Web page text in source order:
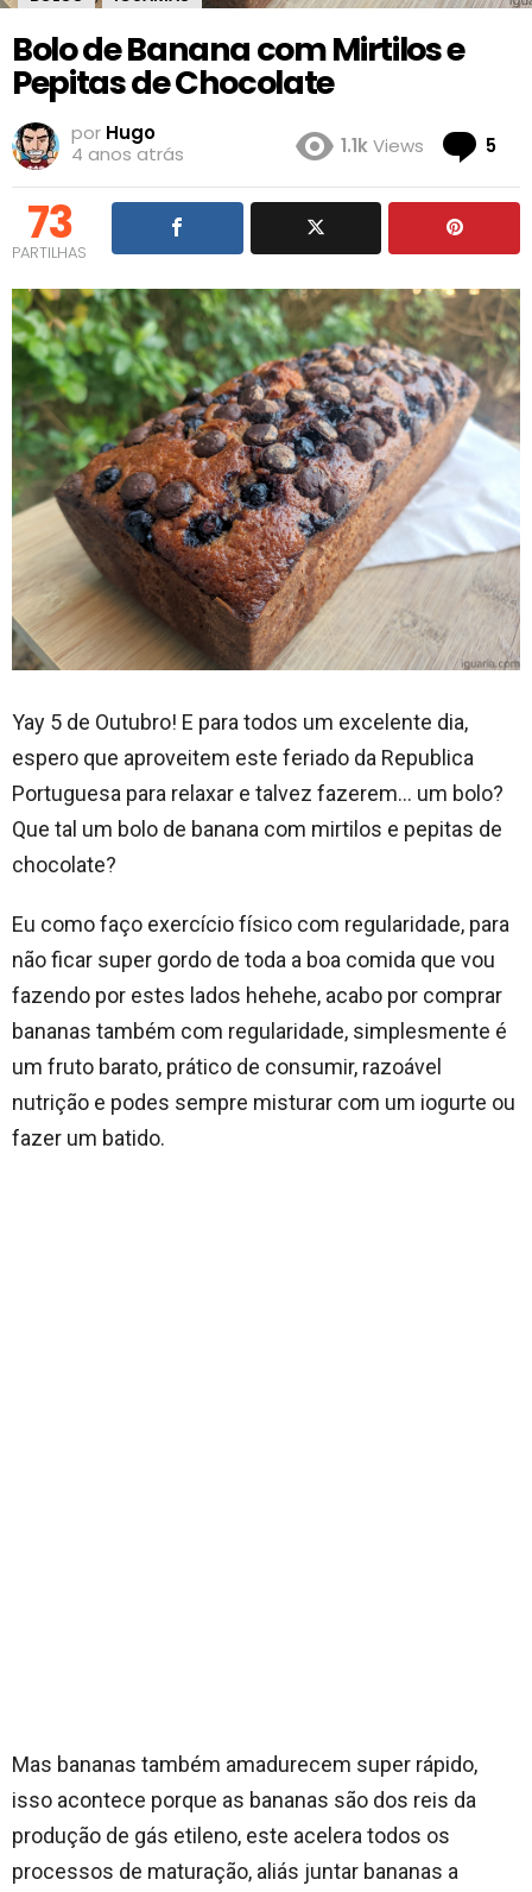
Bolo de Banana com Mirtilos e
Pepitas de Chocolate
por Hugo
4 anos atrás
1.1kViews 5
73
PARTILHAS
Yay 5 de Outubro! E para todos um excelente dia,
espero que aproveitem este feriado da Republica
Portuguesa para relaxar e talvez fazerem… um bolo?
Que tal um bolo de banana com mirtilos e pepitas de
chocolate?
Eu como faço exercício físico com regularidade, para
não ficar super gordo de toda a boa comida que vou
fazendo por estes lados hehehe, acabo por comprar
bananas também com regularidade, simplesmente é
um fruto barato, prático de consumir, razoável
nutrição e podes sempre misturar com um iogurte ou
fazer um batido.
Mas bananas também amadurecem super rápido,
isso acontece porque as bananas são dos reis da
produção de gás etileno, este acelera todos os
processos de maturação, aliás juntar bananas a